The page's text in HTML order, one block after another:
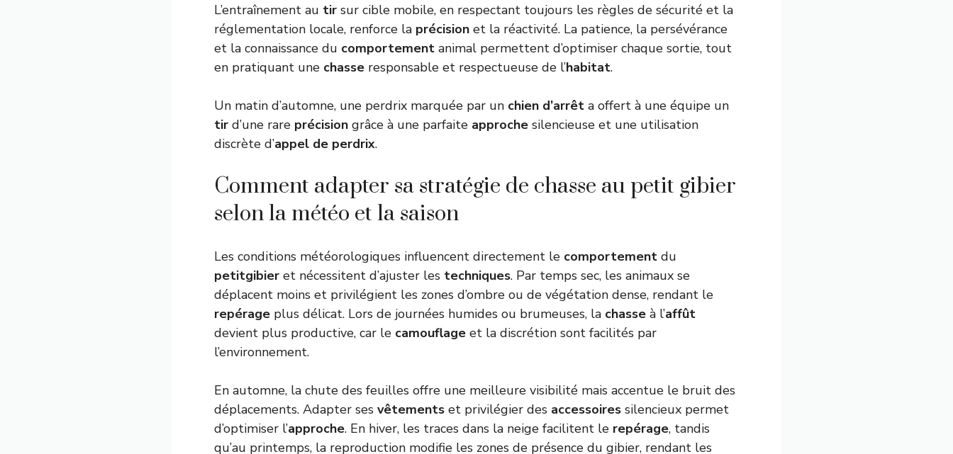
L’entraînement au tir sur cible mobile, en respectant toujours les règles de sécurité et la
réglementation locale, renforce la précision et la réactivité. La patience, la persévérance
et la connaissance du comportement animal permettent d’optimiser chaque sortie, tout
en pratiquant une chasse responsable et respectueuse de l’habitat.
Un matin d’automne, une perdrix marquée par un chien d’arrêt a offert à une équipe un
tir d’une rare précision grâce à une parfaite approche silencieuse et une utilisation
discrète d’appel de perdrix.
Comment adapter sa stratégie de chasse au petit gibier
selon la météo et la saison
Les conditions météorologiques influencent directement le comportement du
petitgibier et nécessitent d’ajuster les techniques. Par temps sec, les animaux se
déplacent moins et privilégient les zones d’ombre ou de végétation dense, rendant le
repérage plus délicat. Lors de journées humides ou brumeuses, la chasse à l’affût
devient plus productive, car le camouflage et la discrétion sont facilités par
l’environnement.
En automne, la chute des feuilles offre une meilleure visibilité mais accentue le bruit des
déplacements. Adapter ses vêtements et privilégier des accessoires silencieux permet
d’optimiser l’approche. En hiver, les traces dans la neige facilitent le repérage, tandis
qu’au printemps, la reproduction modifie les zones de présence du gibier, rendant les